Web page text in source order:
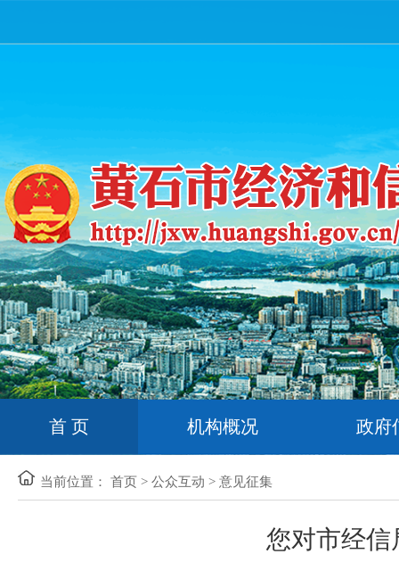
首 页 机构概况 政府
当前位置： 首页 > 公众互动 > 意见征集
您对市经信